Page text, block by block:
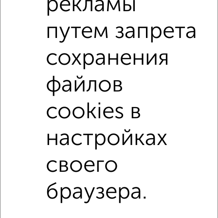
Коминтерновский район на улице Антонова-Овсеенко
не первый этаж не последний этаж с балконом
с центральным отоплением Вторичное жилье
в монолитном доме с раздельным санузлом
Цена до 3 500 000 руб. площадью до 30 м²
С чистовой отделкой
В экологически чистом районе
Двухкомнатные
Квартиры студии
От застройщика Без посредников
В новостройке
В строящемся доме
Контакты
Политика конфиденциальности
рекламы
путем запрета
сохранения
файлов
cookies в
настройках
своего
браузера.